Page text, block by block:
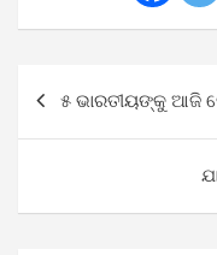
navigation
୫ ଭାରତୀୟଙ୍କୁ ଆଜି